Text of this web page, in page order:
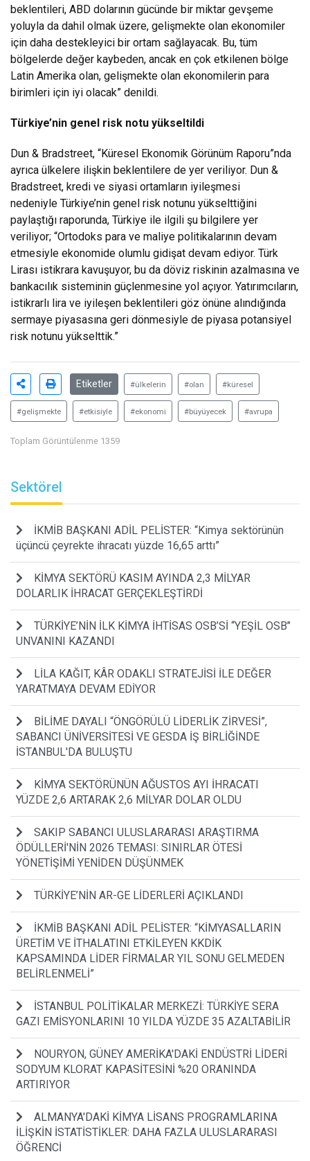
beklentileri, ABD dolarının gücünde bir miktar gevşeme
yoluyla da dahil olmak üzere, gelişmekte olan ekonomiler
için daha destekleyici bir ortam sağlayacak. Bu, tüm
bölgelerde değer kaybeden, ancak en çok etkilenen bölge
Latin Amerika olan, gelişmekte olan ekonomilerin para
birimleri için iyi olacak” denildi.
Türkiye’nin genel risk notu yükseltildi
Dun & Bradstreet, “Küresel Ekonomik Görünüm Raporu”nda
ayrıca ülkelere ilişkin beklentilere de yer veriliyor. Dun &
Bradstreet, kredi ve siyasi ortamların iyileşmesi
nedeniyle Türkiye’nin genel risk notunu yükselttiğini
paylaştığı raporunda, Türkiye ile ilgili şu bilgilere yer
veriliyor; “Ortodoks para ve maliye politikalarının devam
etmesiyle ekonomide olumlu gidişat devam ediyor. Türk
Lirası istikrara kavuşuyor, bu da döviz riskinin azalmasına ve
bankacılık sisteminin güçlenmesine yol açıyor. Yatırımcıların,
istikrarlı lira ve iyileşen beklentileri göz önüne alındığında
sermaye piyasasına geri dönmesiyle de piyasa potansiyel
risk notunu yükselttik.”
Etiketler #ülkelerin #olan #küresel
#gelişmekte #etkisiyle #ekonomi #büyüyecek #avrupa
Toplam Görüntülenme 1359
Sektörel
İKMİB BAŞKANI ADİL PELİSTER: “Kimya sektörünün
üçüncü çeyrekte ihracatı yüzde 16,65 arttı”
KİMYA SEKTÖRÜ KASIM AYINDA 2,3 MİLYAR
DOLARLIK İHRACAT GERÇEKLEŞTİRDİ
TÜRKİYE’NİN İLK KİMYA İHTİSAS OSB’Sİ ‘‘YEŞİL OSB’’
UNVANINI KAZANDI
LİLA KAĞIT, KÂR ODAKLI STRATEJİSİ İLE DEĞER
YARATMAYA DEVAM EDİYOR
BİLİME DAYALI “ÖNGÖRÜLÜ LİDERLİK ZİRVESİ”,
SABANCI ÜNİVERSİTESİ VE GESDA İŞ BİRLİĞİNDE
İSTANBUL'DA BULUŞTU
KİMYA SEKTÖRÜNÜN AĞUSTOS AYI İHRACATI
YÜZDE 2,6 ARTARAK 2,6 MİLYAR DOLAR OLDU
SAKIP SABANCI ULUSLARARASI ARAŞTIRMA
ÖDÜLLERİ'NİN 2026 TEMASI: SINIRLAR ÖTESİ
YÖNETİŞİMİ YENİDEN DÜŞÜNMEK
TÜRKİYE’NİN AR-GE LİDERLERİ AÇIKLANDI
İKMİB BAŞKANI ADİL PELİSTER: “KİMYASALLARIN
ÜRETİM VE İTHALATINI ETKİLEYEN KKDİK
KAPSAMINDA LİDER FİRMALAR YIL SONU GELMEDEN
BELİRLENMELİ”
İSTANBUL POLİTİKALAR MERKEZİ: TÜRKİYE SERA
GAZI EMİSYONLARINI 10 YILDA YÜZDE 35 AZALTABİLİR
NOURYON, GÜNEY AMERİKA'DAKİ ENDÜSTRİ LİDERİ
SODYUM KLORAT KAPASİTESİNİ %20 ORANINDA
ARTIRIYOR
ALMANYA'DAKİ KİMYA LİSANS PROGRAMLARINA
İLİŞKİN İSTATİSTİKLER: DAHA FAZLA ULUSLARARASI
ÖĞRENCİ